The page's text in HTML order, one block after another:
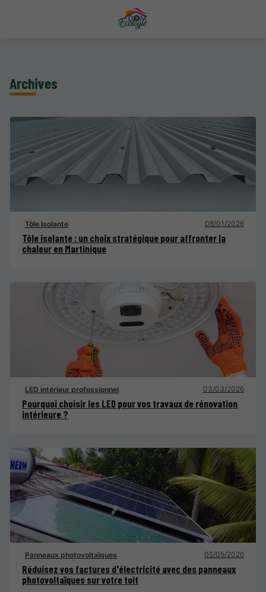
Archives
Tôle isolante 08/01/2026
Tôle isolante : un choix stratégique pour affronter la
chaleur en Martinique
LED intérieur professionnel 03/03/2026
Pourquoi choisir les LED pour vos travaux de rénovation
intérieure ?
Panneaux photovoltaïques 05/05/2026
Réduisez vos factures d'électricité avec des panneaux
photovoltaïques sur votre toit